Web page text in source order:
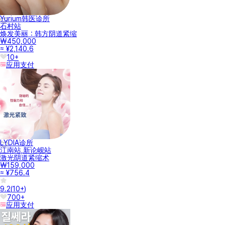
Yurium韩医诊所
石村站
焕发美丽：韩方阴道紧缩
₩450,000
≈ ¥2,140.6
10+
应用支付
LYDIA诊所
江南站,新论岘站
激光阴道紧缩术
₩159,000
≈ ¥756.4
9.2(10+)
700+
应用支付